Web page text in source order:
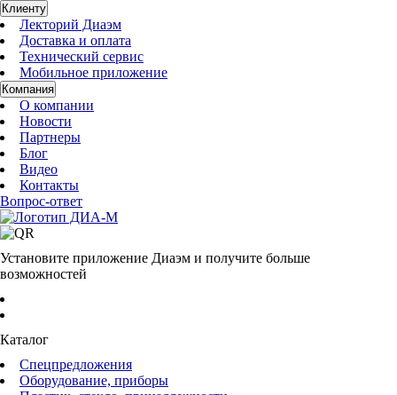
Клиенту
Лекторий Диаэм
Доставка и оплата
Технический сервис
Мобильное приложение
Компания
О компании
Новости
Партнеры
Блог
Видео
Контакты
Вопрос-ответ
Установите приложение Диаэм и получите больше
возможностей
Каталог
Спецпредложения
Оборудование, приборы